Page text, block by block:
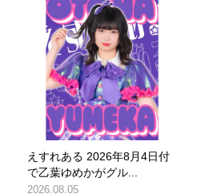
えすれある 2026年8月4日付
で乙葉ゆめかがグル...
2026.08.05